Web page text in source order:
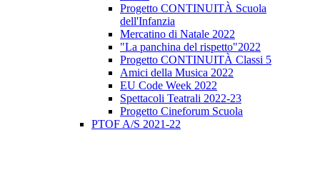
Progetto CONTINUITÀ Scuola
dell'Infanzia
Mercatino di Natale 2022
"La panchina del rispetto"2022
Progetto CONTINUITÀ Classi 5
Amici della Musica 2022
EU Code Week 2022
Spettacoli Teatrali 2022-23
Progetto Cineforum Scuola
PTOF A/S 2021-22